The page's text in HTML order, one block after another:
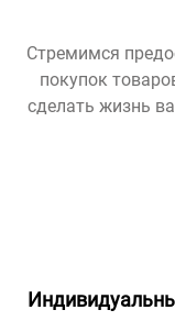
Стремимся
покупок
сделать жизнь